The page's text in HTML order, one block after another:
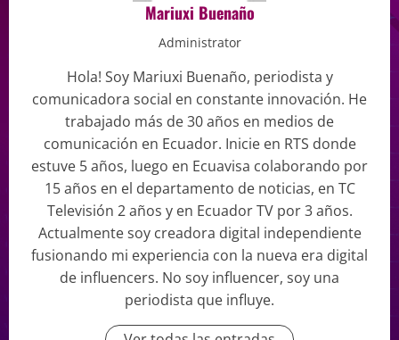
Mariuxi Buenaño
Administrator
Hola! Soy Mariuxi Buenaño, periodista y
comunicadora social en constante innovación. He
trabajado más de 30 años en medios de
comunicación en Ecuador. Inicie en RTS donde
estuve 5 años, luego en Ecuavisa colaborando por
15 años en el departamento de noticias, en TC
Televisión 2 años y en Ecuador TV por 3 años.
Actualmente soy creadora digital independiente
fusionando mi experiencia con la nueva era digital
de influencers. No soy influencer, soy una
periodista que influye.